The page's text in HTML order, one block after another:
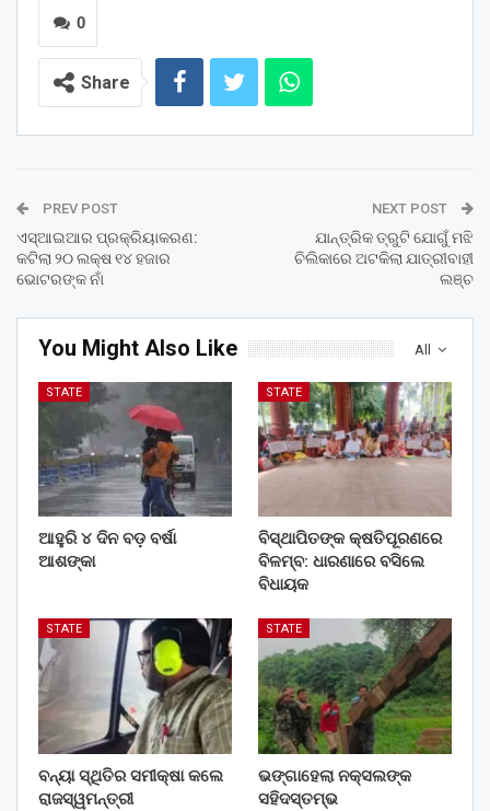
0
Share
PREV POST
ଏସ୍ଆଇଆର ପ୍ରକ୍ରିୟାକରଣ:
କଟିଲା ୨୦ ଲକ୍ଷ ୧୪ ହଜାର
ଭୋଟରଙ୍କ ନାଁ
NEXT POST
ଯାନ୍ତ୍ରିକ ତ୍ରୁଟି ଯୋଗୁଁ ମଝି
ଚିଲିକାରେ ଅଟକିଲା ଯାତ୍ରୀବାହୀ
ଲଞ୍ଚ
All
You Might Also Like
STATE
ଆହୁରି ୪ ଦିନ ବଡ଼ ବର୍ଷା
ଆଶଙ୍କା
STATE
ବିସ୍ଥାପିତଙ୍କ କ୍ଷତିପୂରଣରେ
ବିଳମ୍ବ: ଧାରଣାରେ ବସିଲେ
ବିଧାୟକ
STATE
ବନ୍ୟା ସ୍ଥିତିର ସମୀକ୍ଷା କଲେ
ରାଜସ୍ୱମନ୍ତ୍ରୀ
STATE
ଭଙ୍ଗାହେଲା ନକ୍ସଲଙ୍କ
ସହିଦସ୍ତମ୍ଭ